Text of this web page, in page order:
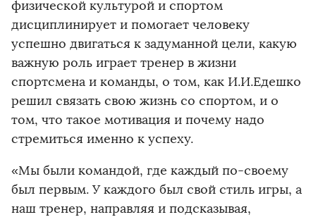
физической культурой и спортом
дисциплинирует и помогает человеку
успешно двигаться к задуманной цели, какую
важную роль играет тренер в жизни
спортсмена и команды, о том, как И.И.Едешко
решил связать свою жизнь со спортом, и о
том, что такое мотивация и почему надо
стремиться именно к успеху.
«Мы были командой, где каждый по-своему
был первым. У каждого был свой стиль игры, а
наш тренер, направляя и подсказывая,